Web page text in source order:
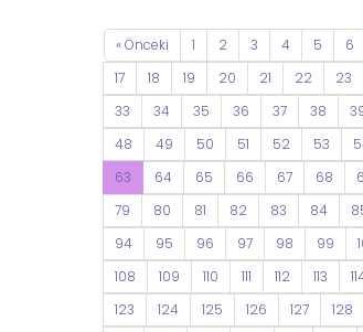
« Önceki 1 2 3 4 5 6
17
18 19 20 21 22 23
33
34 35 36 37 38
48
49 50 51 52 53
63
64 65 66 67 68
79
80 81 82 83 84
94
95 96 97 98 99
108
109 110 111 112 113
123
124 125 126 127 128